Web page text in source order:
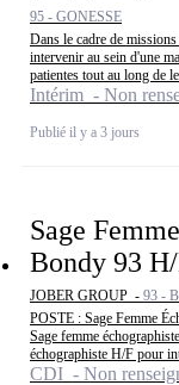
95 - GONESSE
Dans le cadre de
intervenir au sein d'une
patientes tout au long de
Intérim - Non
Publié il y a 3 jours
Sage
Bondy 93
JOBER GROUP - 93 -
POSTE : Sage Femme
Sage femme
échographiste H/F pour
CDI - Non